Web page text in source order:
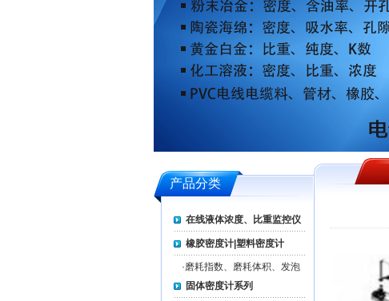
产品分类
在线液体浓度、比重监控仪
橡胶密度计|塑料密度计
·磨耗指数、磨耗体积、发泡
率测试仪系列
固体密度计系列